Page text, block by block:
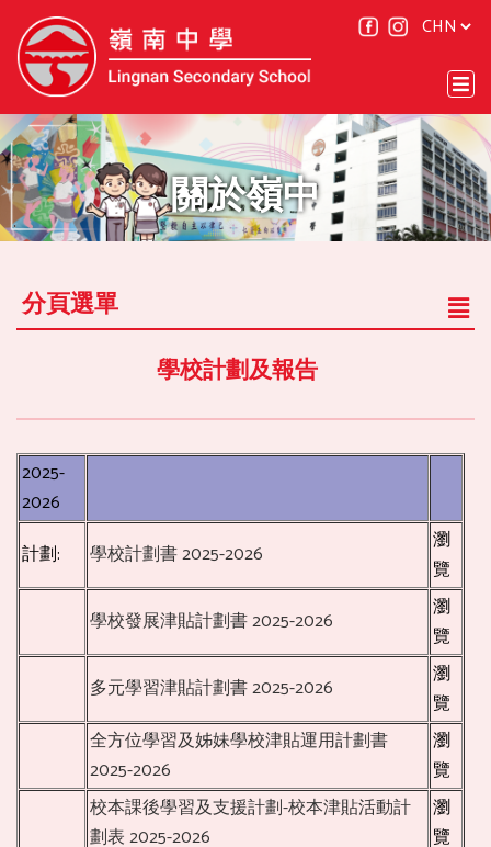
關於嶺中
分頁選單
學校計劃及報告
2025-
2026
計劃:
學校計劃書 2025-2026
瀏
覽
學校發展津貼計劃書 2025-2026
瀏
覽
多元學習津貼計劃書 2025-2026
瀏
覽
全方位學習及姊妹學校津貼運用計劃書
2025-2026
瀏
覽
校本課後學習及支援計劃-校本津貼活動計
劃表 2025-2026
瀏
覽